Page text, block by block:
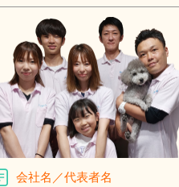
会社名／代表者名